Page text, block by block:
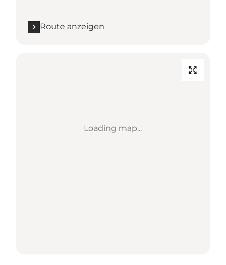
Route anzeigen
Loading map...